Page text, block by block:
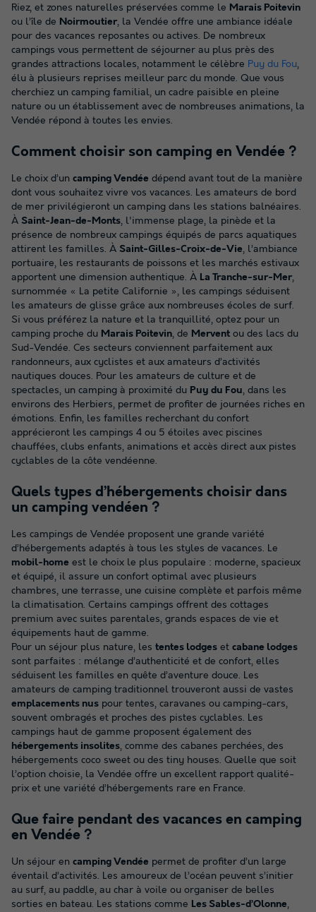
Riez, et zones naturelles préservées comme le Marais Poitevin
ou l’île de Noirmoutier, la Vendée offre une ambiance idéale
pour des vacances reposantes ou actives. De nombreux
campings vous permettent de séjourner au plus près des
grandes attractions locales, notamment le célèbre Puy du Fou,
élu à plusieurs reprises meilleur parc du monde. Que vous
cherchiez un camping familial, un cadre paisible en pleine
nature ou un établissement avec de nombreuses animations, la
Vendée répond à toutes les envies.
Comment choisir son camping en Vendée ?
Le choix d’un camping Vendée dépend avant tout de la manière
dont vous souhaitez vivre vos vacances. Les amateurs de bord
de mer privilégieront un camping dans les stations balnéaires.
À Saint-Jean-de-Monts, l'immense plage, la pinède et la
présence de nombreux campings équipés de parcs aquatiques
attirent les familles. À Saint-Gilles-Croix-de-Vie, l’ambiance
portuaire, les restaurants de poissons et les marchés estivaux
apportent une dimension authentique. À La Tranche-sur-Mer,
surnommée « La petite Californie », les campings séduisent
les amateurs de glisse grâce aux nombreuses écoles de surf.
Si vous préférez la nature et la tranquillité, optez pour un
camping proche du Marais Poitevin, de Merventou des lacs du
Sud-Vendée. Ces secteurs conviennent parfaitement aux
randonneurs, aux cyclistes et aux amateurs d’activités
nautiques douces. Pour les amateurs de culture et de
spectacles, un camping à proximité du Puy du Fou, dans les
environs des Herbiers, permet de profiter de journées riches en
émotions. Enfin, les familles recherchant du confort
apprécieront les campings 4 ou 5 étoiles avec piscines
chauffées, clubs enfants, animations et accès direct aux pistes
cyclables de la côte vendéenne.
Quels types d’hébergements choisir dans
un camping vendéen ?
Les campings de Vendée proposent une grande variété
d’hébergements adaptés à tous les styles de vacances. Le
mobil-home est le choix le plus populaire : moderne, spacieux
et équipé, il assure un confort optimal avec plusieurs
chambres, une terrasse, une cuisine complète et parfois même
la climatisation. Certains campings offrent des cottages
premium avec suites parentales, grands espaces de vie et
équipements haut de gamme.
Pour un séjour plus nature, les tentes lodges et cabane lodges
sont parfaites : mélange d’authenticité et de confort, elles
séduisent les familles en quête d’aventure douce. Les
amateurs de camping traditionnel trouveront aussi de vastes
emplacements nus pour tentes, caravanes ou camping-cars,
souvent ombragés et proches des pistes cyclables. Les
campings haut de gamme proposent également des
hébergements insolites, comme des cabanes perchées, des
hébergements coco sweet ou des tiny houses. Quelle que soit
l’option choisie, la Vendée offre un excellent rapport qualité-
prix et une variété d’hébergements rare en France.
Que faire pendant des vacances en camping
en Vendée ?
Un séjour en camping Vendée permet de profiter d’un large
éventail d’activités. Les amoureux de l’océan peuvent s’initier
au surf, au paddle, au char à voile ou organiser de belles
sorties en bateau. Les stations comme Les Sables-d’Olonne,